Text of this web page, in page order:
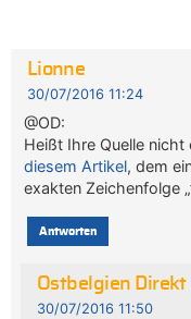
Lionne
30/07/2016 11:24
@OD:
Heißt Ihre Quelle
diesem Artikel, dem
exakten Zeichenfolge
Antworten
Ostbelgien Direkt
30/07/2016 11:50